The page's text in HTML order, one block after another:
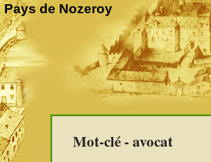
de Nozeroy
Mot-clé - avocat